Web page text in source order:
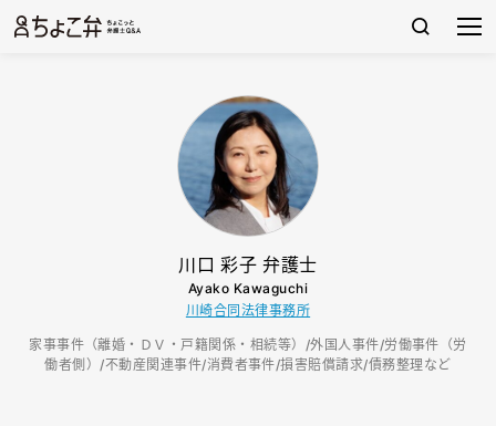
川口 彩子 弁護士
Ayako Kawaguchi
川崎合同法律事務所
家事事件（離婚・ＤＶ・戸籍関係・相続等）/外国人事件/労働事件（労
働者側）/不動産関連事件/消費者事件/損害賠償請求/債務整理など